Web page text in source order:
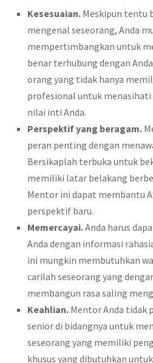
Kesesuaian. Meskipun tentu
mengenal seseorang, Anda
mempertimbangkan untuk
benar terhubung dengan
orang yang tidak hanya
profesional untuk
nilai inti Anda.
Perspektif yang beragam.
peran penting dengan
Bersikaplah terbuka untuk
memiliki latar belakang
Mentor ini dapat membantu
perspektif baru.
Memercayai.Anda harus
Anda dengan informasi
ini mungkin membutuhkan
carilah seseorang yang
membangun rasa saling
Keahlian. Mentor Anda tidak
senior di bidangnya untuk
seseorang yang memiliki
khusus yang dibutuhkan